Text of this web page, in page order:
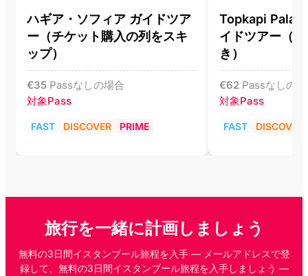
ハギア・ソフィア ガイドツア
ー（チケット購入の列をスキ
ップ）
€35 Passなしの場合
対象Pass
FAST DISCOVER PRIME
Topkapi
イドツアー（
き）
€62 Passなしの
対象Pass
FAST DISCOVER
旅行を一緒に計画しましょう
無料の3日間イスタンブール旅程を入手 — メールアドレスで登
録して、無料の3日間イスタンブール旅程を入手しましょう —